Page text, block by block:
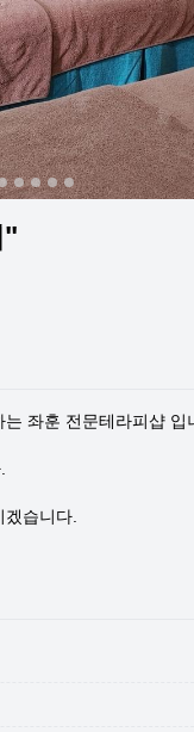
"
좌훈 전문테라피샵 입
습니다.